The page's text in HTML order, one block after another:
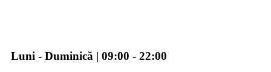
Luni - Duminică | 09:00 - 22:00